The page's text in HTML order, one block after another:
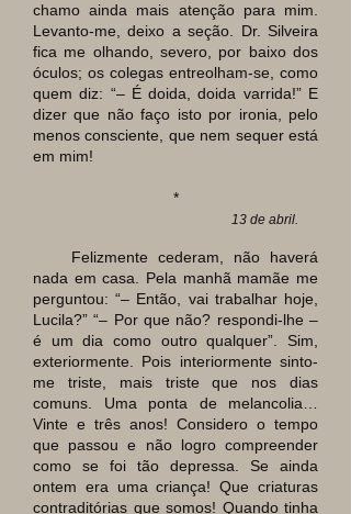
chamo ainda mais atenção para mim.
Levanto-me, deixo a seção. Dr. Silveira
fica me olhando, severo, por baixo dos
óculos; os colegas entreolham-se, como
quem diz: “–É doida, doida varrida!” E
dizer que não faço isto por ironia, pelo
menos consciente, que nem sequer está
em mim!
*
13 de abril.
Felizmente cederam, não haverá
nada em casa. Pela manhã mamãe me
perguntou: “– Então, vai trabalhar hoje,
Lucila?” “– Por que não? respondi-lhe–
é um dia como outro qualquer”. Sim,
exteriormente. Pois interiormente sinto-
me triste, mais triste que nos dias
comuns. Uma ponta de melancolia…
Vinte e três anos! Considero o tempo
que passou e não logro compreender
como se foi tão depressa. Se ainda
ontem era uma criança! Que criaturas
contraditórias que somos! Quando tinha